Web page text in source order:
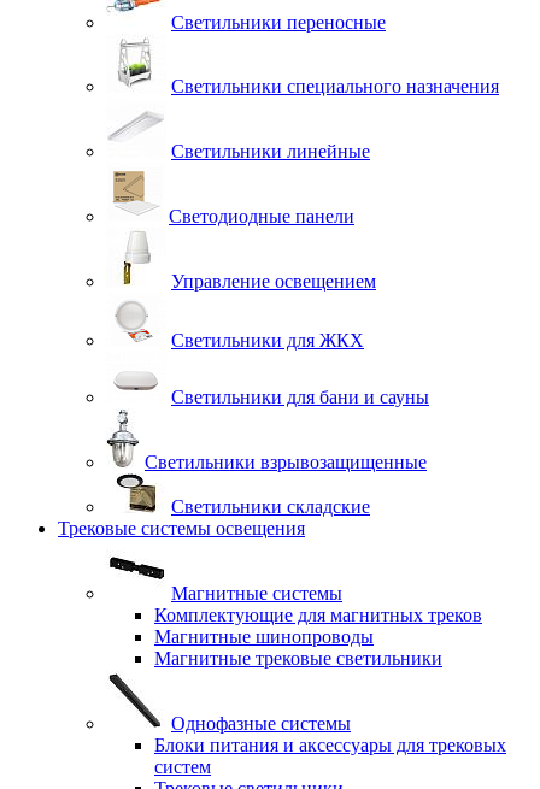
Светильники переносные
Светильники специального назначения
Светильники линейные
Светодиодные панели
Управление освещением
Светильники для ЖКХ
Светильники для бани и сауны
Светильники взрывозащищенные
Светильники складские
Трековые системы освещения
Магнитные системы
Комплектующие для магнитных треков
Магнитные шинопроводы
Магнитные трековые светильники
Однофазные системы
Блоки питания и аксессуары для трековых
систем